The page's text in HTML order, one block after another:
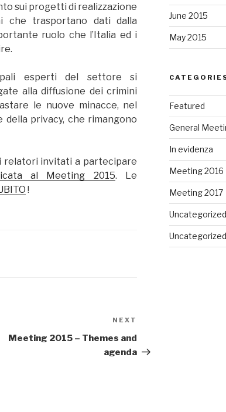
sui progetti di realizzazione
che trasportano dati dalla
ruolo che l’Italia ed i
esperti del settore si
alla diffusione dei crimini
le nuove minacce, nel
privacy, che rimangono
relatori invitati a partecipare
al Meeting 2015. Le
!
NEXT
Meeting 2015 – Themes and
agenda
June 2015
May 2015
Featured
General
In evidenza
Meeting 2016
Meeting 2017
Uncategorized